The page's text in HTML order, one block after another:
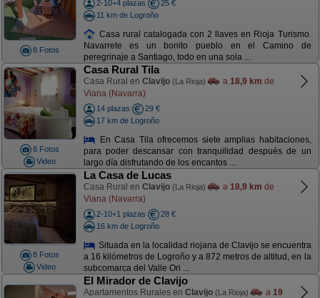
8 Fotos
2-10+4 plazas
25 €
11 km de Logroño
Casa rural catalogada con 2 llaves en Rioja Turismo.
Navarrete es un bonito pueblo en el Camino de
peregrinaje a Santiago, todo en una sola ...
8 Fotos
Video
Casa Rural Tila
Casa Rural en Clavijo (La Rioja) a 18,9 km de
Viana (Navarra)
14 plazas
29 €
17 km de Logroño
En Casa Tila ofrecemos siete amplias habitaciones,
para poder descansar con tranquilidad después de un
largo día disfrutando de los encantos ...
8 Fotos
Video
La Casa de Lucas
Casa Rural en Clavijo (La Rioja) a 18,9 km de
Viana (Navarra)
2-10+1 plazas
28 €
16 km de Logroño
Situada en la localidad riojana de Clavijo se encuentra
a 16 kilómetros de Logroño y a 872 metros de altitud, en la
subcomarca del Valle Ori ...
El Mirador de Clavijo
Apartamentos Rurales en Clavijo (La Rioja) a 19